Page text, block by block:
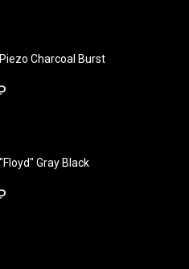
Charcoal Burst
Gray Black